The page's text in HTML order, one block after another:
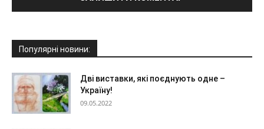
Популярні новини:
Дві виставки, які поєднують одне –
Україну!
09.05.2022